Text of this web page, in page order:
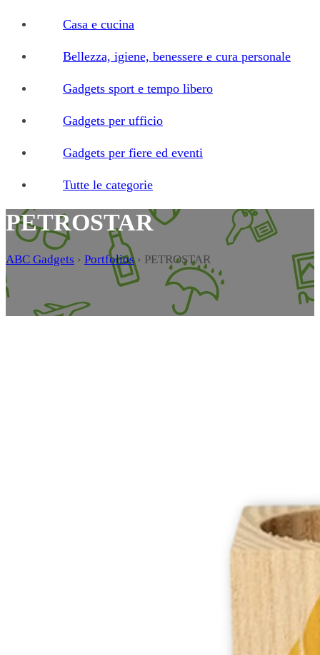
Casa e cucina
Bellezza, igiene, benessere e cura personale
Gadgets sport e tempo libero
Gadgets per ufficio
Gadgets per fiere ed eventi
Tutte le categorie
PETROSTAR
ABC Gadgets › Portfolios › PETROSTAR